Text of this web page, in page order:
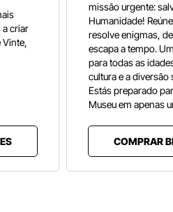
criar
missão urgente:
Humanidade!
resolve enigmas,
escapa a tempo.
para todas as
cultura e a diversão
Estás preparado
Museu em apenas
COMPRAR